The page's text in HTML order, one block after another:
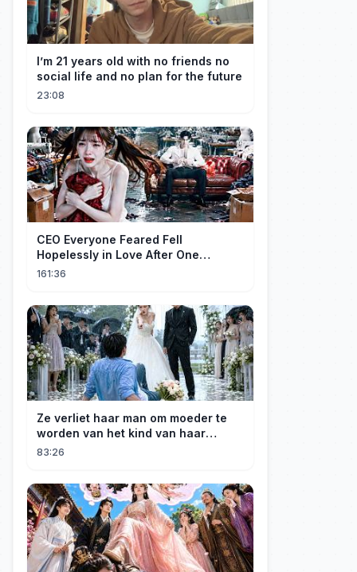
I’m 21 years old with no friends no
social life and no plan for the future
23:08
CEO Everyone Feared Fell
Hopelessly in Love After One
Unforgettable Night with a 20-Year-
161:36
Ze verliet haar man om moeder te
worden van het kind van haar
minnaar, niet wetende dat haar man
einde! 💞
83:26